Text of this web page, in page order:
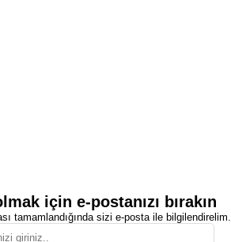
için e-postanızı bırakın
tamamlandığında sizi e-posta ile bilgilendirelim.